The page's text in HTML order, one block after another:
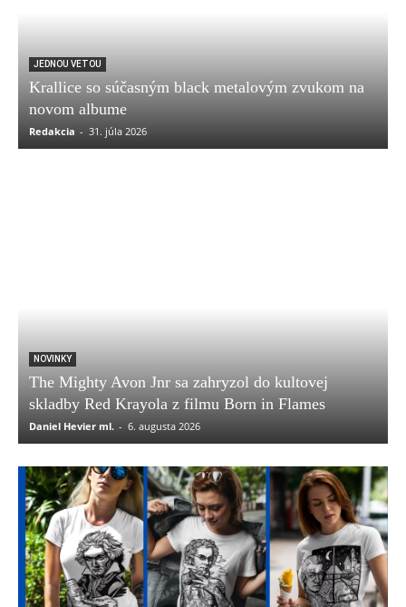
JEDNOU VETOU
Krallice so súčasným black metalovým zvukom na
novom albume
Redakcia - 31. júla 2026
NOVINKY
The Mighty Avon Jnr sa zahryzol do kultovej
skladby Red Krayola z filmu Born in Flames
Daniel Hevier ml. - 6. augusta 2026